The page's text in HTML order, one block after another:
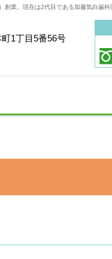
業。現在は2代目である加藤気白歯科
1丁目5番56号